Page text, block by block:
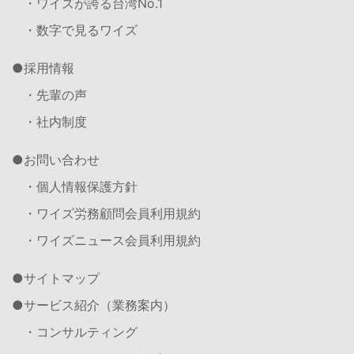
・ワイズが誇る台湾No.1
・数字で見るワイズ
採用情報
・先輩の声
・社内制度
お問い合わせ
・個人情報保護方針
・ワイズ労務顧問会員利用規約
・ワイズニュース会員利用規約
サイトマップ
サービス紹介（業務案内）
・コンサルティング